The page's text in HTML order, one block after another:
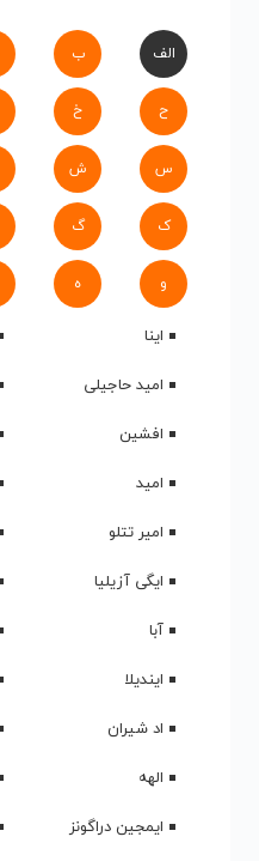
الف ب
ح خ
س ش
ک گ
و ه
اینا
امید حاجیلی
افشین
امید
امیر تتلو
ایگی آزیلیا
آبا
ایندیلا
اد شیران
الهه
ایمجین دراگونز